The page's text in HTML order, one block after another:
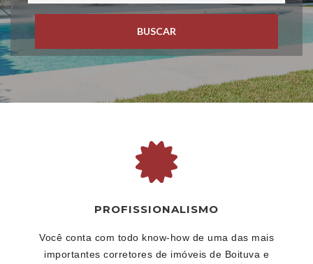
BUSCAR
PROFISSIONALISMO
Você conta com todo know-how de uma das mais
importantes corretores de imóveis de Boituva e